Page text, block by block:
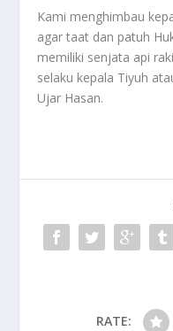
Kami menghimbau
agar taat dan patuh
memiliki senjata api
selaku kepala Tiyuh
Ujar Hasan.
RATE: